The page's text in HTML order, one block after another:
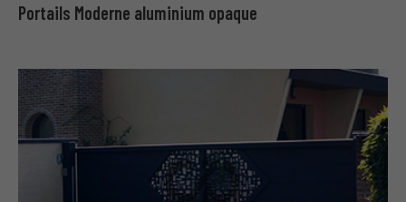
Portails Moderne aluminium opaque